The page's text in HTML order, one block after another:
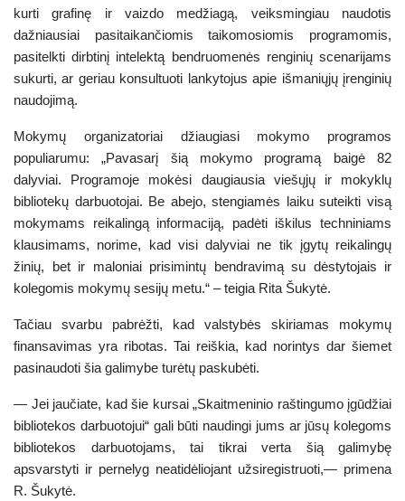
kurti grafinę ir vaizdo medžiagą, veiksmingiau naudotis
dažniausiai pasitaikančiomis taikomosiomis programomis,
pasitelkti dirbtinį intelektą bendruomenės renginių scenarijams
sukurti, ar geriau konsultuoti lankytojus apie išmaniųjų įrenginių
naudojimą.
Mokymų organizatoriai džiaugiasi mokymo programos
populiarumu: „Pavasarį šią mokymo programą baigė 82
dalyviai. Programoje mokėsi daugiausia viešųjų ir mokyklų
bibliotekų darbuotojai. Be abejo, stengiamės laiku suteikti visą
mokymams reikalingą informaciją, padėti iškilus techniniams
klausimams, norime, kad visi dalyviai ne tik įgytų reikalingų
žinių, bet ir maloniai prisimintų bendravimą su dėstytojais ir
kolegomis mokymų sesijų metu.“ – teigia Rita Šukytė.
Tačiau svarbu pabrėžti, kad valstybės skiriamas mokymų
finansavimas yra ribotas. Tai reiškia, kad norintys dar šiemet
pasinaudoti šia galimybe turėtų paskubėti.
— Jei jaučiate, kad šie kursai „Skaitmeninio raštingumo įgūdžiai
bibliotekos darbuotojui“ gali būti naudingi jums ar jūsų kolegoms
bibliotekos darbuotojams, tai tikrai verta šią galimybę
apsvarstyti ir pernelyg neatidėliojant užsiregistruoti,— primena
R. Šukytė.